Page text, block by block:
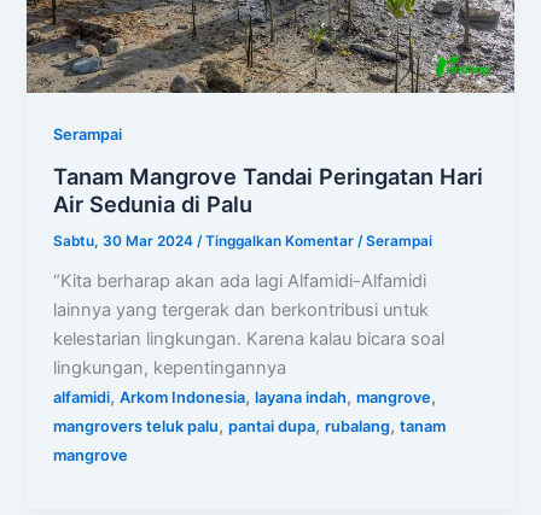
Serampai
Tanam Mangrove Tandai Peringatan Hari
Air Sedunia di Palu
Sabtu, 30 Mar 2024/Tinggalkan Komentar /Serampai
“Kita berharap akan ada lagi Alfamidi-Alfamidi
lainnya yang tergerak dan berkontribusi untuk
kelestarian lingkungan. Karena kalau bicara soal
lingkungan, kepentingannya
alfamidi,Arkom Indonesia,layana indah,mangrove,
mangrovers teluk palu,pantai dupa,rubalang,tanam
mangrove